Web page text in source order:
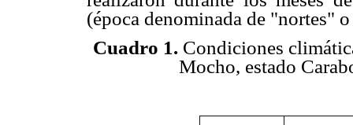
(época denominada de "nortes"
Cuadro 1. Condiciones
Mocho, estado